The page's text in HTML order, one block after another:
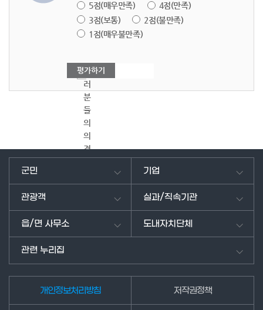
5점(매우만족)
4점(만족)
3점(보통)
2점(불만족)
1점(매우불만족)
여
러
분
들
의
의
견
겨
세
군민 기업
관광객 실과/직속기관
읍/면 사무소 도내자치단체
관련 누리집
개인정보처리방침 저작권정책